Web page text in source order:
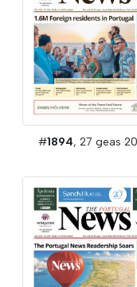
#1894, 27 geas